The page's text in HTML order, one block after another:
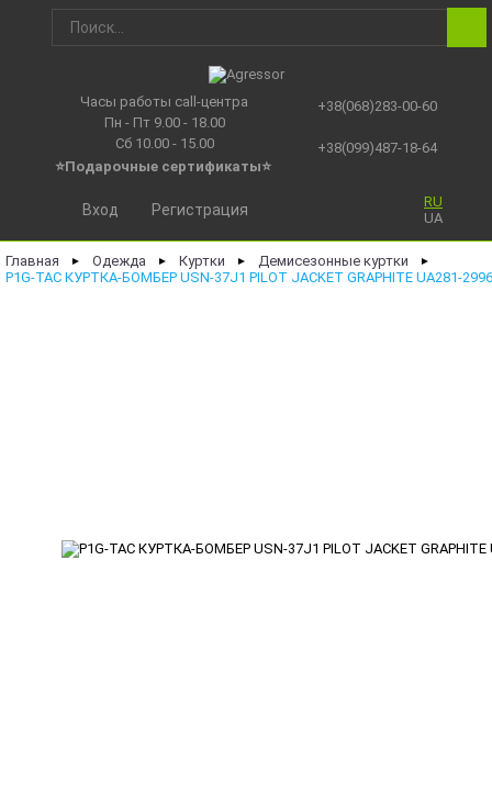
Часы работы call-центра
Пн - Пт 9.00 - 18.00
Сб 10.00 - 15.00
⭐Подарочные сертификаты⭐
+38(068)283-00-60
+38(099)487-18-64
RU
UA
Вход Регистрация
Главная ► Одежда ► Куртки ► Демисезонные куртки ►
P1G-TAC КУРТКА-БОМБЕР USN-37J1 PILOT JACKET GRAPHITE UA281-